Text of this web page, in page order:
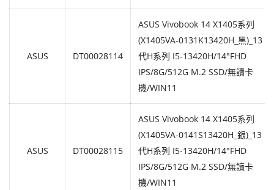
ASUS DT00028114
ASUS Vivobook 14 X1405系列
(X1405VA-0131K13420H_黑)_13
代H系列 I5-13420H/14"FHD
IPS/8G/512G M.2 SSD/無讀卡
機/WIN11
ASUS DT00028115
ASUS Vivobook 14 X1405系列
(X1405VA-0141S13420H_銀)_13
代H系列 I5-13420H/14"FHD
IPS/8G/512G M.2 SSD/無讀卡
機/WIN11